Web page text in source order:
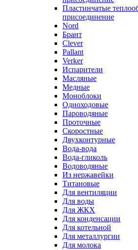
Пластинчатые
присоединение
Nord
Брант
Clever
Pallant
Verker
Испарители
Масляные
Медные
Моноблоки
Одноходовые
Пароводяные
Проточные
Скоростные
Двухконтурные
Вода-вода
Вода-гликоль
Водоводяные
Из нержавейки
Титановые
Для вентиляции
Для воды
Для ЖКХ
Для конденсации
Для котельной
Для металлургии
Для молока